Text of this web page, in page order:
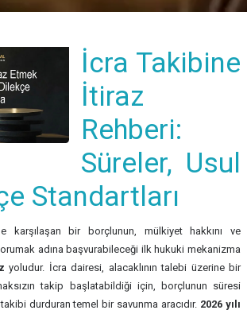
İcra Takibine
İtiraz
Rehberi:
Süreler, Usul
Standartları
karşılaşan bir borçlunun, mülkiyet hakkını ve
adına başvurabileceği ilk hukuki mekanizma
yoludur. İcra dairesi, alacaklının talebi üzerine bir
takip başlatabildiği için, borçlunun süresi
durduran temel bir savunma aracıdır. 2026 yılı